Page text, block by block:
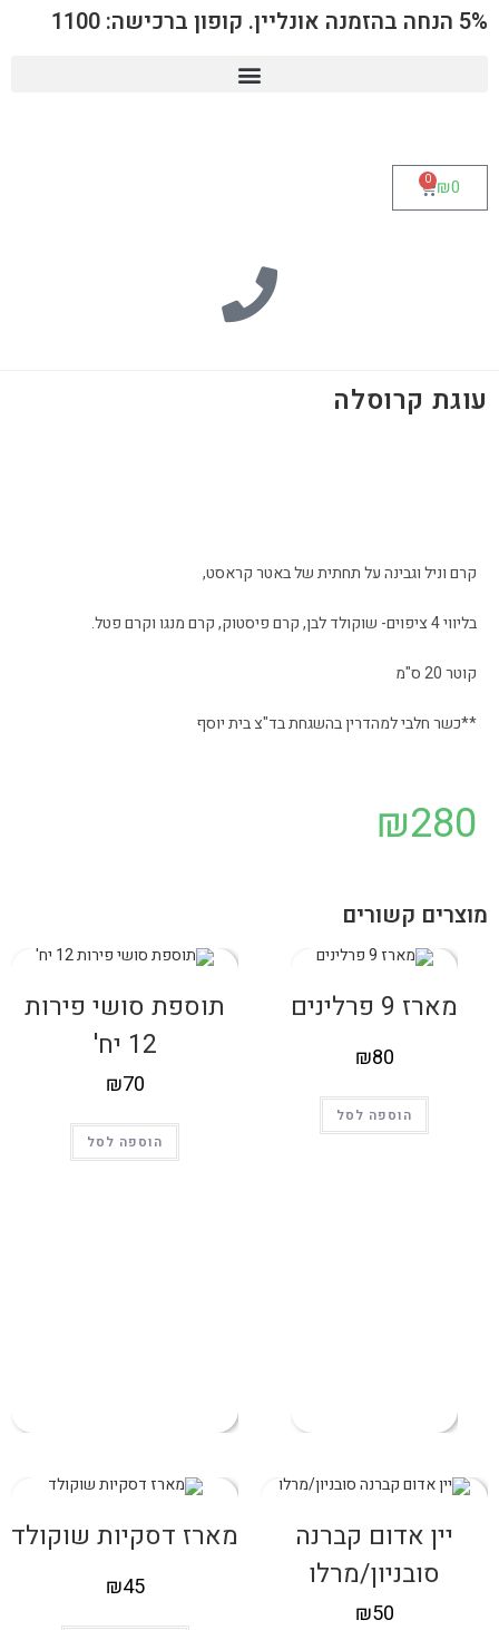
5% הנחה בהזמנה אונליין. קופון ברכישה: 1100
₪0
0
עוגת קרוסלה
קרם וניל וגבינה על תחתית של באטר קראסט,
בליווי 4 ציפוים- שוקולד לבן, קרם פיסטוק, קרם מנגו וקרם פטל.
קוטר 20 ס"מ
**כשר חלבי למהדרין בהשגחת בד"צ בית יוסף
₪280
מוצרים קשורים
מארז 9 פרלינים
₪80
הוספה לסל
תוספת סושי פירות
12 יח'
₪70
הוספה לסל
יין אדום קברנה
סובניון/מרלו
₪50
מארז דסקיות שוקולד
₪45